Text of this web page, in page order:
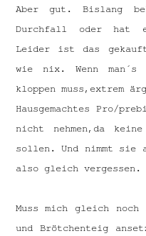
Aber gut. Bislang
Durchfall oder hat
Leider ist das
wie nix. Wenn
kloppen muss,extrem
Hausgemachtes Pro/
nicht nehmen,da
sollen. Und nimmt sie
also gleich vergessen.
Muss mich gleich
und Brötchenteig